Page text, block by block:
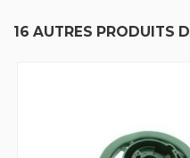
16 AUTRES PRODUITS